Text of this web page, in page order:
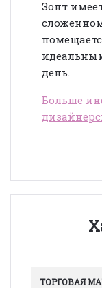
Зонт
день.
Больше
ТОРГОВАЯ